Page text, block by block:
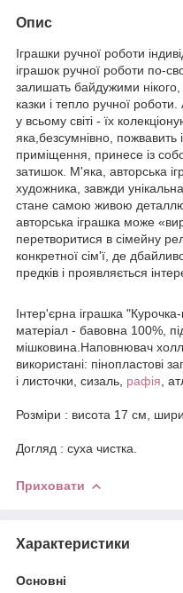
Опис
Іграшки ручної роботи
іграшок ручної роботи по-
залишать байдужими нікого,
казки і тепло ручної роботи.
у всьому світі - їх
яка,безсумнівно,
приміщення, принесе із
затишок. М'яка, авторська
художника, завжди
стане самою живою
авторська іграшка може
перетворитися в сімейну
конкретної сім'ї, де
предків і проявляється
Інтер'єрна іграшка
матеріал - бавовна 100%,
мішковина.Наповнювач
використані: пінопластові
і листочки, сизаль, рафія ,
Розміри : висота 17 см,
Догляд : суха чистка.
Приховати
Характеристики
Основні